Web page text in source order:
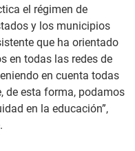
el régimen de
y los municipios
que ha orientado
en todas las redes de
en cuenta todas
de esta forma, podamos
en la educación”,